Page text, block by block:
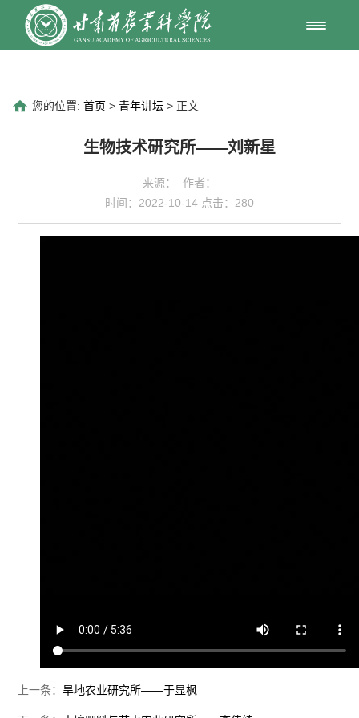
您的位置: 首页 > 青年讲坛 > 正文
生物技术研究所——刘新星
来源： 作者：
时间：2022-10-14 点击： 280
上一条：旱地农业研究所——于显枫